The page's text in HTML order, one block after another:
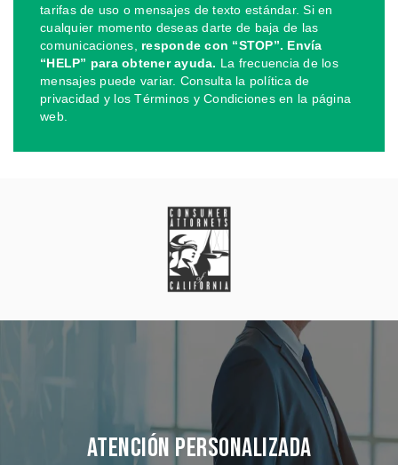
tarifas de uso o mensajes de texto estándar. Si en
cualquier momento deseas darte de baja de las
comunicaciones, responde con “STOP”. Envía
“HELP” para obtener ayuda. La frecuencia de los
mensajes puede variar. Consulta la política de
privacidad y los Términos y Condiciones en la página
web.
Atención Personalizada